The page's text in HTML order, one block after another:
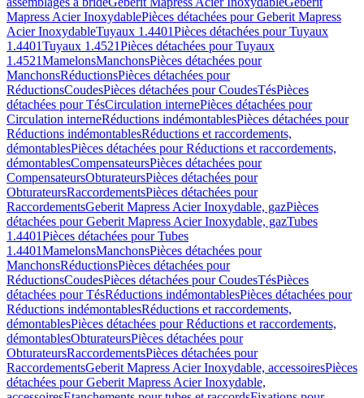
Mapress Acier InoxydablePièces détachées pour Geberit Mapress
Acier InoxydableTuyaux 1.4401Pièces détachées pour Tuyaux
1.4401Tuyaux 1.4521Pièces détachées pour Tuyaux
1.4521MamelonsManchonsPièces détachées pour
ManchonsRéductionsPièces détachées pour
RéductionsCoudesPièces détachées pour CoudesTésPièces
détachées pour TésCirculation internePièces détachées pour
Circulation interneRéductions indémontablesPièces détachées pour
Réductions indémontablesRéductions et raccordements,
démontablesPièces détachées pour Réductions et raccordements,
démontablesCompensateursPièces détachées pour
CompensateursObturateursPièces détachées pour
ObturateursRaccordementsPièces détachées pour
RaccordementsGeberit Mapress Acier Inoxydable, gazPièces
détachées pour Geberit Mapress Acier Inoxydable, gazTubes
1.4401Pièces détachées pour Tubes
1.4401MamelonsManchonsPièces détachées pour
ManchonsRéductionsPièces détachées pour
RéductionsCoudesPièces détachées pour CoudesTésPièces
détachées pour TésRéductions indémontablesPièces détachées pour
Réductions indémontablesRéductions et raccordements,
démontablesPièces détachées pour Réductions et raccordements,
démontablesObturateursPièces détachées pour
ObturateursRaccordementsPièces détachées pour
RaccordementsGeberit Mapress Acier Inoxydable, accessoiresPièces
détachées pour Geberit Mapress Acier Inoxydable,